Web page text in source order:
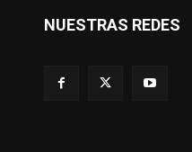
NUESTRAS REDES